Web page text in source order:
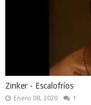
Zinker - Escalofríos
Enero 08, 2020 1